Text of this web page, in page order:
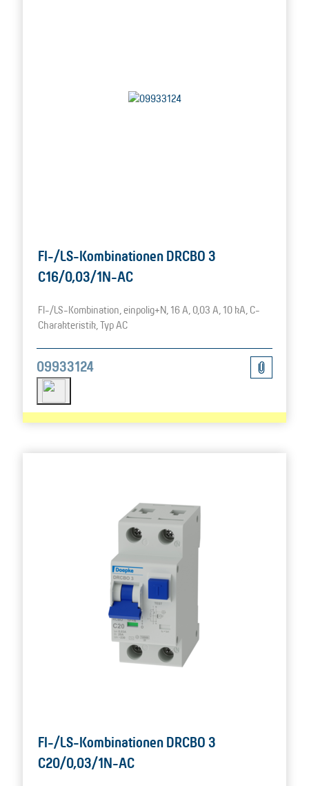
FI-/LS-Kombinationen DRCBO 3
C16/0,03/1N-AC
FI-/LS-Kombination, einpolig+N, 16 A, 0,03 A, 10 kA, C-
Charakteristik, Typ AC
09933124
FI-/LS-Kombinationen DRCBO 3
C20/0,03/1N-AC